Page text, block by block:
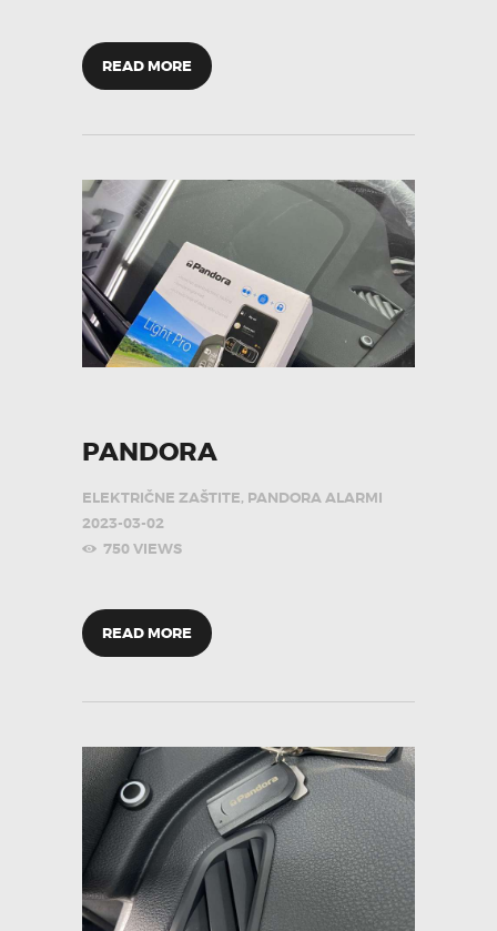
READ MORE
PANDORA
ELEKTRIČNE ZAŠTITE, PANDORA ALARMI
2023-03-02
750VIEWS
READ MORE